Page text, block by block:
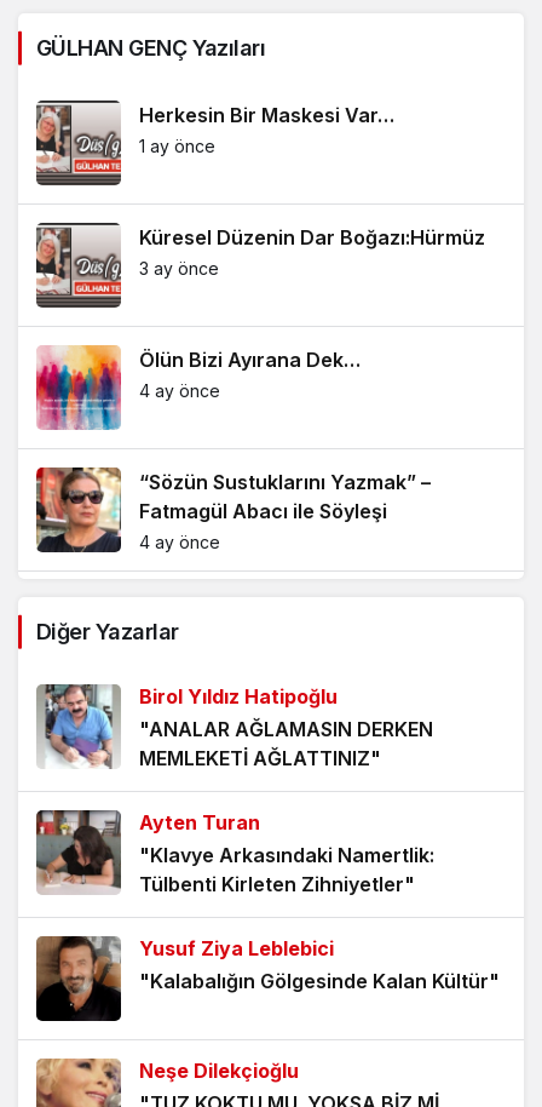
GÜLHAN GENÇ Yazıları
Herkesin Bir Maskesi Var…
1 ay önce
Küresel Düzenin Dar Boğazı:Hürmüz
3 ay önce
Ölün Bizi Ayırana Dek…
4 ay önce
“Sözün Sustuklarını Yazmak” –
Fatmagül Abacı ile Söyleşi
4 ay önce
5 ay önce
Geçmek de Bir Seçenektir: Linç
Kültürü ve Susmanın Asaleti…
5 ay önce
Kısa Videoların Dünyasında Yazar
Olmak
“Ya odanda öldürdüğün örümcek,
bütün hayatı boyunca senin onun oda
Diğer Yazarlar
Birol Yıldız Hatipoğlu
"ANALAR AĞLAMASIN DERKEN
MEMLEKETİ AĞLATTINIZ"
Ayten Turan
"Klavye Arkasındaki Namertlik:
Tülbenti Kirleten Zihniyetler"
Yusuf Ziya Leblebici
"Kalabalığın Gölgesinde Kalan Kültür"
Neşe Dilekçioğlu